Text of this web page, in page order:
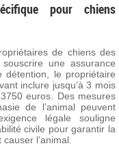
pour chiens
de chiens des
une assurance
détention, le propriétaire
inclure jusqu’à 3 mois
euros. Des mesures
de l’animal peuvent
légale souligne
civile pour garantir la
l’animal.